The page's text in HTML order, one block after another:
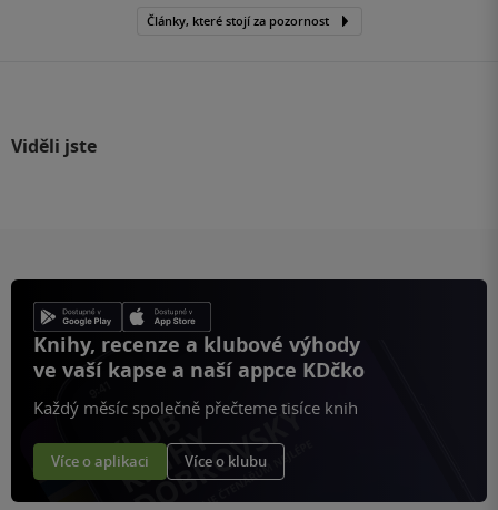
Články, které stojí za pozornost
Viděli jste
Knihy, recenze a klubové výhody
ve vaší kapse a naší appce KDčko
Každý měsíc společně přečteme tisíce knih
Více o aplikaci Více o klubu